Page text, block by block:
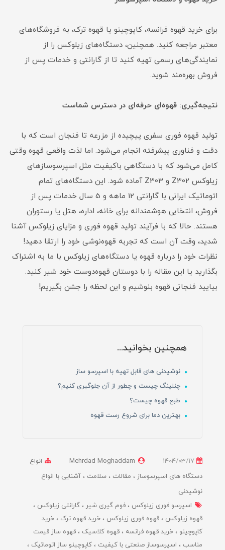
برای خرید قهوه فرانسه، کاپوچینو یا قهوه ترک، به فروشگاه‌های
معتبر مراجعه کنید. همچنین، دستگاه‌های زیلوکس را از
نمایندگی‌های رسمی تهیه کنید تا از گارانتی و خدمات پس از
فروش بهره‌مند شوید.
نتیجه‌گیری: قهوه‌ای حرفه‌ای در دسترس شماست
تولید قهوه فوری سفری پیچیده از مزرعه تا فنجان است که با
دقت و فناوری پیشرفته انجام می‌شود. اما لذت واقعی قهوه وقتی
کامل می‌شود که با دستگاهی باکیفیت مثل اسپرسوسازهای
زیلوکس Z302 و Z303 آماده شود. این دستگاه‌های تمام
اتوماتیک ایرانی با گارانتی 12 ماهه و 5 سال خدمات پس از
فروش، انتخابی هوشمندانه برای خانه، اداره، هتل یا رستوران
هستند. حالا که با فرآیند تولید قهوه فوری و مزایای زیلوکس آشنا
شدید، وقت آن است که تجربه قهوه‌نوشی خود را ارتقا دهید!
نظرات خود را درباره قهوه یا دستگاه‌های زیلوکس با ما به اشتراک
بگذارید یا این مقاله را با دوستان قهوه‌دوست خود شیر کنید.
بیایید فنجانی قهوه بنوشیم و این لحظه را جشن بگیریم!
همچنین بخوانید...
نوشیدنی های قابل تهیه با اسپرسو ساز
چنلینگ چیست و چطور از آن جلوگیری کنیم؟
طبع قهوه چیست؟
بهترین دما برای شروع رست قهوه
Mehrdad Moghaddam
انواع
دستگاه های اسپرسوساز
مقالات سلامت
آشنایی با انواع
نوشیدنی
اسپرسو فوری زیلوکس
فوم گیری شیر
گارانتی زیلوکس
قهوه زیلوکس
قهوه فوری زیلوکس خرید قهوه ترک
خرید
کاپوچینو
خرید قهوه فرانسه قهوه کلاسیک
قهوه ساز قیمت
مناسب
اسپرسوساز صنعتی با کیفیت کاپوچینو ساز اتوماتیک